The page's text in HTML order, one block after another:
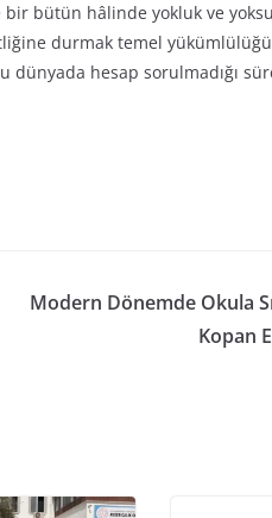
bütün hâlinde yokluk ve
durmak temel
hesap sorulmadığı
Modern Dönemde Okula
Kopan